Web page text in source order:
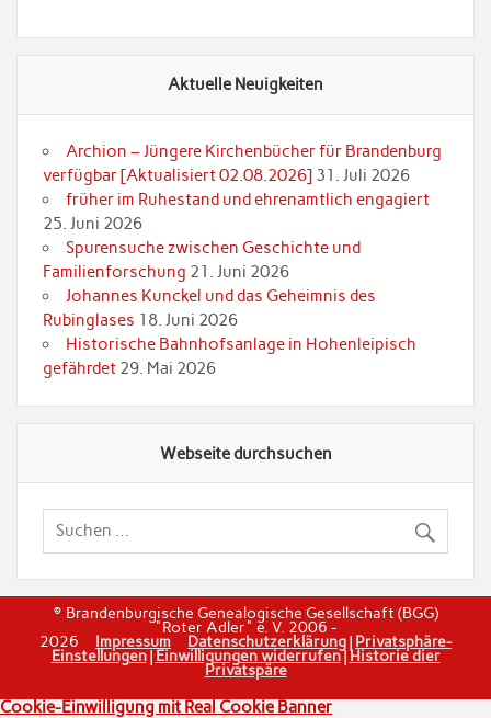
Aktuelle Neuigkeiten
Archion – Jüngere Kirchenbücher für Brandenburg
verfügbar [Aktualisiert 02.08.2026] 31. Juli 2026
früher im Ruhestand und ehrenamtlich engagiert
25. Juni 2026
Spurensuche zwischen Geschichte und
Familienforschung 21. Juni 2026
Johannes Kunckel und das Geheimnis des
Rubinglases 18. Juni 2026
Historische Bahnhofsanlage in Hohenleipisch
gefährdet 29. Mai 2026
Webseite durchsuchen
© Brandenburgische Genealogische Gesellschaft (BGG)
"Roter Adler" e. V. 2006 -
2026 Impressum Datenschutzerklärung| Privatsphäre-
Einstellungen| Einwilligungen widerrufen|Historie dier
Privatspäre
Cookie-Einwilligung mit Real Cookie Banner